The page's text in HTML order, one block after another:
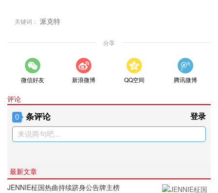
关键词： 派克特
分享
微信好友 新浪微博 QQ空间 腾讯微博
评论
0 条评论 登录
来说两句吧...
最新文章
JENNIE柾国热曲持续跻身公告牌主榜